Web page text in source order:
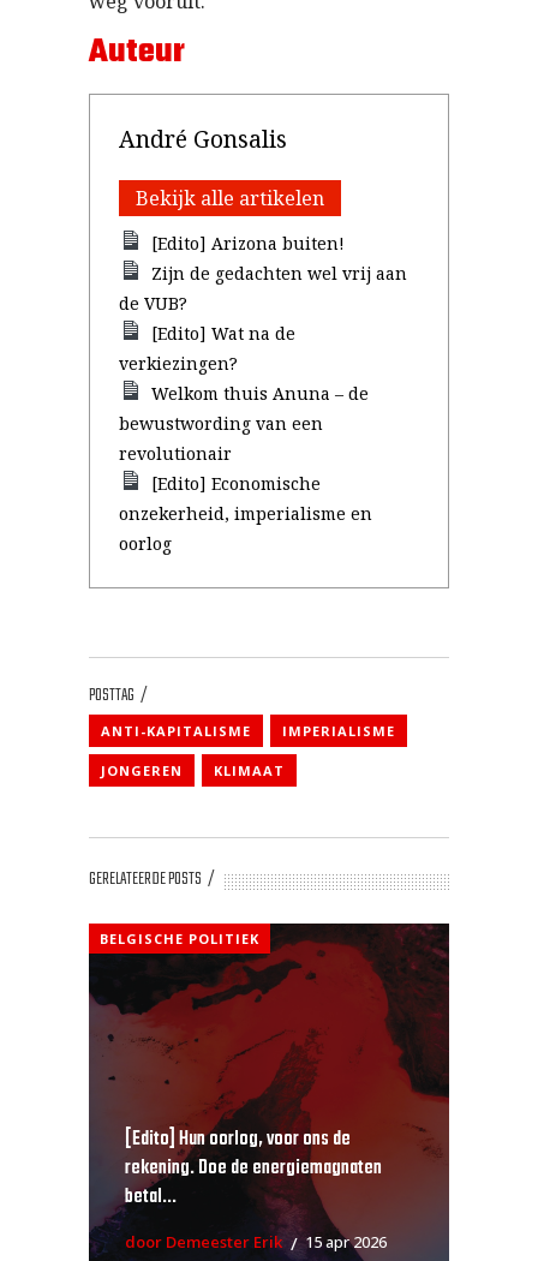
Auteur
André Gonsalis
Bekijk alle artikelen
[Edito] Arizona buiten!
Zijn de gedachten wel vrij aan
de VUB?
[Edito] Wat na de
verkiezingen?
Welkom thuis Anuna – de
bewustwording van een
revolutionair
[Edito] Economische
onzekerheid, imperialisme en
oorlog
POSTTAG
ANTI-KAPITALISME IMPERIALISME
JONGEREN KLIMAAT
GERELATEERDE POSTS
BELGISCHE POLITIEK
[Edito] Hun oorlog, voor ons de
rekening. Doe de energiemagnaten
betal...
door Demeester Erik 15 apr 2026